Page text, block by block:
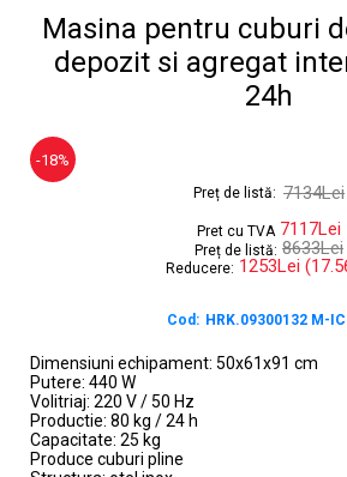
Masina pentru cuburi
depozit si agregat
24h
-18%
Preț de listă: 7134Lei
Pret cu TVA 7117Lei
Preț de listă: 8633Lei
Reducere: 1253Lei
Cod: HRK.09300132 M-
Dimensiuni echipament: 50x61x91 cm
Putere: 440 W
Volitriaj: 220 V / 50 Hz
Productie: 80 kg / 24 h
Capacitate: 25 kg
Produce cuburi pline